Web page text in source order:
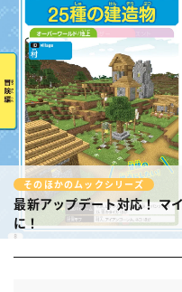
そのほかのムックシリーズ
最新アップデート対応！マ
に！